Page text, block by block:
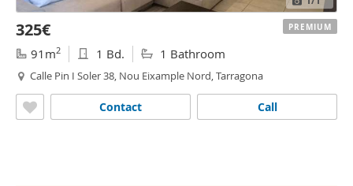
325€
91m2 1 Bd. 1 Bathroom
Calle Pin I Soler 38, Nou Eixample Nord, Tarragona
Call
Contact
PREMIUM